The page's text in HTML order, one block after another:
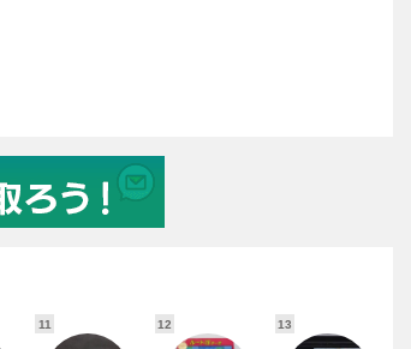
11 12 13